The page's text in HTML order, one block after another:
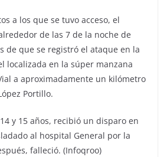
a los que se tuvo acceso, el
de las 7 de la noche de
de que se registró el ataque en la
localizada en la súper manzana
a aproximadamente un kilómetro
Portillo.
y 15 años, recibió un disparo en
al hospital General por la
falleció. (Infoqroo)